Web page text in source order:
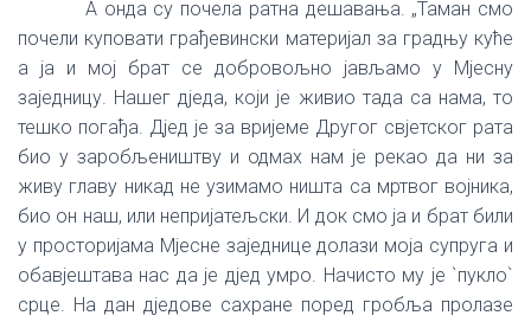
А онда су почела ратна дешавања. „Таман смо
почели куповати грађевински материјал за градњу куће
а ја и мој брат се добровољно јављамо у Мјесну
заједницу. Нашег дједа, који је живио тада са нама, то
тешко погађа. Дјед је за вријеме Другог свјетског рата
био у заробљеништву и одмах нам је рекао да ни за
живу главу никад не узимамо ништа са мртвог војника,
био он наш, или непријатељски. И док смо ја и брат били
у просторијама Мјесне заједнице долази моја супруга и
обавјештава нас да је дјед умро. Начисто му је `пукло`
срце. На дан дједове сахране поред гробља пролазе